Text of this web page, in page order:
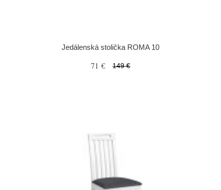
Jedálenská stolička ROMA 10
71 € 149 €